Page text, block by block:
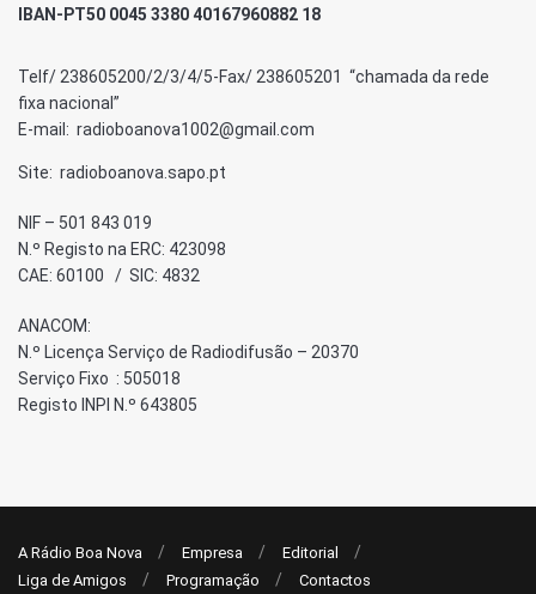
IBAN-PT50 0045 3380 40167960882 18
Telf/ 238605200/2/3/4/5-Fax/ 238605201 “chamada da rede
fixa nacional”
E-mail: radioboanova1002@gmail.com
Site: radioboanova.sapo.pt
NIF – 501 843 019
N.º Registo na ERC: 423098
CAE: 60100 / SIC: 4832
ANACOM:
N.º Licença Serviço de Radiodifusão – 20370
Serviço Fixo : 505018
Registo INPI N.º 643805
A Rádio Boa Nova Empresa
Editorial
Liga de Amigos
Programação Contactos